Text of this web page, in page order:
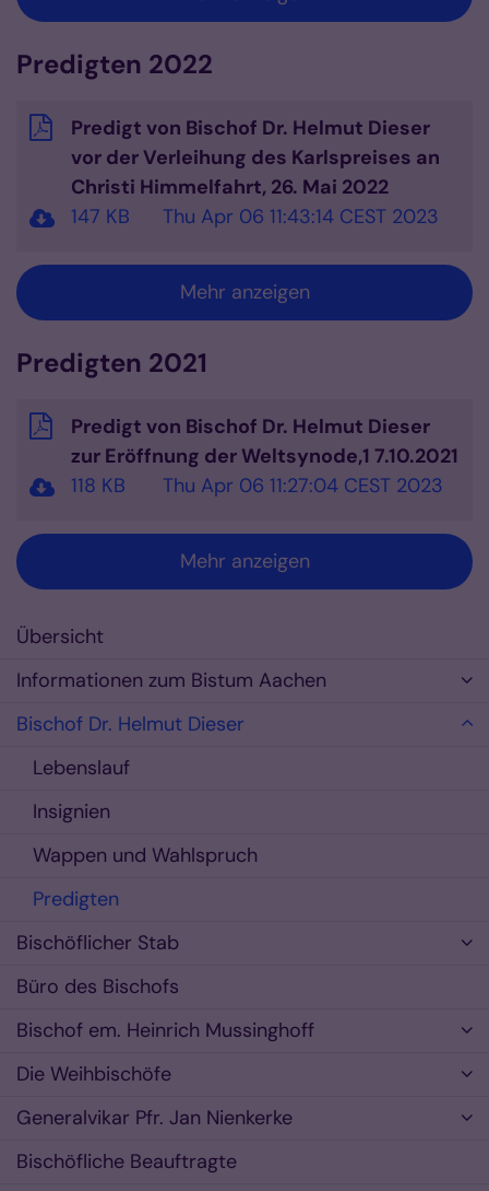
Predigten 2022
Predigt von Bischof Dr. Helmut Dieser
vor der Verleihung des Karlspreises an
Christi Himmelfahrt, 26. Mai 2022
147 KB
Thu Apr 06 11:43:14 CEST 2023
Mehr anzeigen
Predigten 2021
Predigt von Bischof Dr. Helmut Dieser
zur Eröffnung der Weltsynode,1 7.10.2021
118 KB
Thu Apr 06 11:27:04 CEST 2023
Mehr anzeigen
Übersicht
Informationen zum Bistum Aachen
Bischof Dr. Helmut Dieser
Lebenslauf
Insignien
Wappen und Wahlspruch
Predigten
Bischöflicher Stab
Büro des Bischofs
Bischof em. Heinrich Mussinghoff
Die Weihbischöfe
Generalvikar Pfr. Jan Nienkerke
Bischöfliche Beauftragte